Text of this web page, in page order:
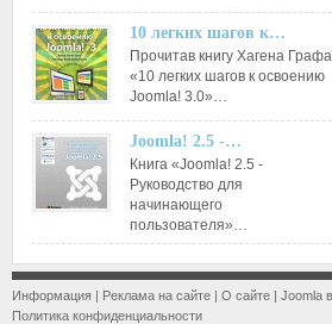
10 легких шагов к…
Прочитав книгу Хагена Графа
«10 легких шагов к освоению
Joomla! 3.0»…
Joomla! 2.5 -…
Книга «Joomla! 2.5 -
Руководство для
начинающего
пользователя»…
Информация | Реклама на сайте | О сайте | Joomla
Политика конфиденциальности